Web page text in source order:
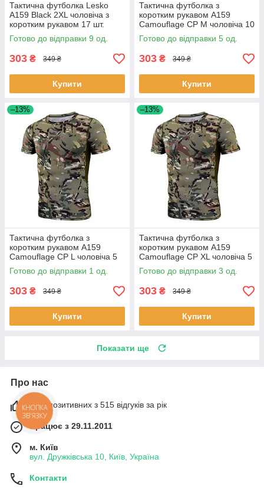
Тактична футболка Lesko
A159 Black 2XL чоловіча з
коротким рукавом 17 шт.
Готово до відправки 9 од.
303 ₴ 349 ₴
Купити
Тактична футболка з
коротким рукавом A159
Camouflage CP M чоловіча 10
шт.
Готово до відправки 5 од.
303 ₴ 349 ₴
Купити
–13%
Тактична футболка з
коротким рукавом A159
Camouflage CP L чоловіча 5
шт.
Готово до відправки 1 од.
303 ₴ 349 ₴
Купити
–13%
Тактична футболка з
коротким рукавом A159
Camouflage CP XL чоловіча 5
шт.
Готово до відправки 3 од.
303 ₴ 349 ₴
Купити
Показати ще
Про нас
99% позитивних з 515 відгуків за рік
Працює з 29.11.2011
м. Київ
вул. Дружківська 10, Київ, Україна
Контакти
КНОПКА
ЗВ'ЯЗКУ